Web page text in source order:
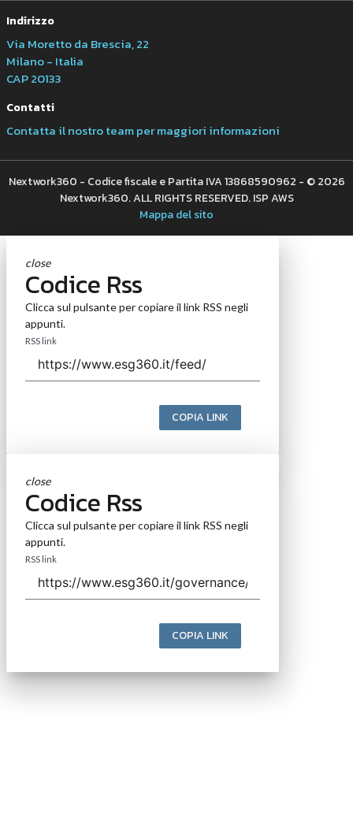
Indirizzo
Via Moretto da Brescia, 22
Milano - Italia
CAP 20133
Contatti
Contatta il nostro team per maggiori informazioni
Nextwork360 - Codice fiscale e Partita IVA 13868590962 - © 2026
Nextwork360. ALL RIGHTS RESERVED. ISP AWS
Mappa del sito
close
Codice Rss
Clicca sul pulsante per copiare il link RSS negli
appunti.
RSS link
COPIA LINK
close
Codice Rss
Clicca sul pulsante per copiare il link RSS negli
appunti.
RSS link
COPIA LINK